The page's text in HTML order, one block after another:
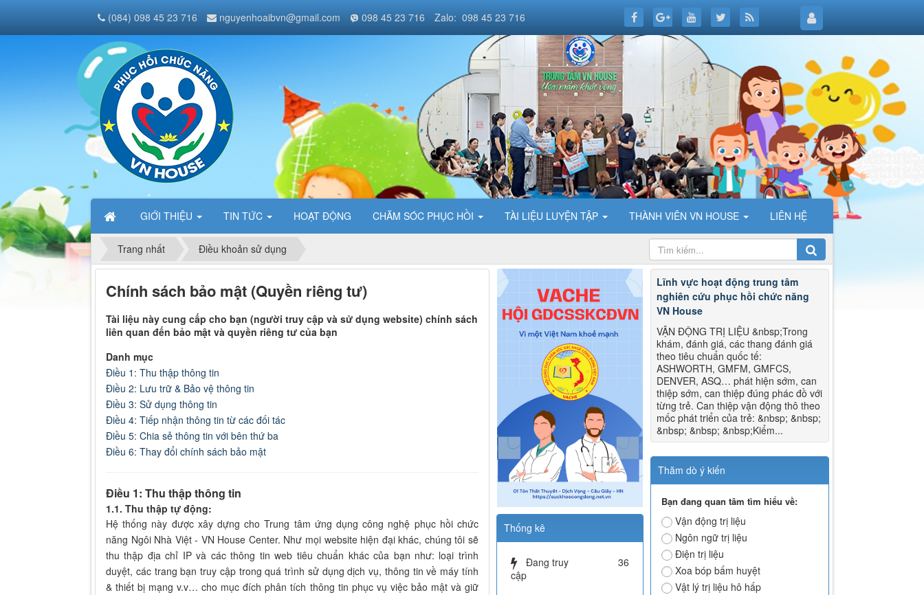
GIỚI THIỆU TIN TỨC HOẠT ĐỘNG CHĂM SÓC PHỤC HỒI TÀI LIỆU LUYỆN TẬP THÀNH VIÊN VN HOUSE LIÊN HỆ
(084) 098 45 23 716 nguyenhoaibvn@gmail.com 098 45 23 716 Zalo: 098 45 23 716
Trang nhất Điều khoản sử dụng
Chính sách bảo mật (Quyền riêng tư)
Tài liệu này cung cấp cho bạn (người truy cập và sử dụng website) chính sách
liên quan đến bảo mật và quyền riêng tư của bạn
Danh mục
Điều 1: Thu thập thông tin
Điều 2: Lưu trữ & Bảo vệ thông tin
Điều 3: Sử dụng thông tin
Điều 4: Tiếp nhận thông tin từ các đối tác
Điều 5: Chia sẻ thông tin với bên thứ ba
Điều 6: Thay đổi chính sách bảo mật
Điều 1: Thu thập thông tin
1.1. Thu thập tự động:
Hệ thống này được xây dựng cho Trung tâm ứng dụng công nghệ phục hồi chức
năng Ngôi Nhà Việt - VN House Center. Như mọi website hiện đại khác, chúng tôi sẽ
thu thập địa chỉ IP và các thông tin web tiêu chuẩn khác của bạn như: loại trình
duyệt, các trang bạn truy cập trong quá trình sử dụng dịch vụ, thông tin về máy tính
& thiết bị mạng v.v… cho mục đích phân tích thông tin phục vụ việc bảo mật và giữ
Lĩnh vực hoạt động trung tâm
nghiên cứu phục hồi chức năng
VN House
VẬN ĐỘNG TRỊ LIỆU &nbsp;Trong
khám, đánh giá, các thang đánh giá
theo tiêu chuẩn quốc tế:
ASHWORTH, GMFM, GMFCS,
DENVER, ASQ… phát hiện sớm, can
thiệp sớm, can thiệp đúng phác đồ với
từng trẻ. Can thiệp vận động thô theo
mốc phát triển của trẻ: &nbsp; &nbsp;
&nbsp; &nbsp; &nbsp;Kiểm...
Thăm dò ý kiến
Bạn đang quan tâm tìm hiểu về:
Vận động trị liệu
Ngôn ngữ trị liệu
Điện trị liệu
Xoa bóp bấm huyệt
Vật lý trị liệu hô hấp
Thống kê
Đang truy
cập
36